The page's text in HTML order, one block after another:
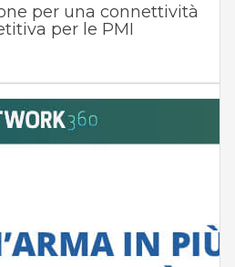
per una connettività
per le PMI